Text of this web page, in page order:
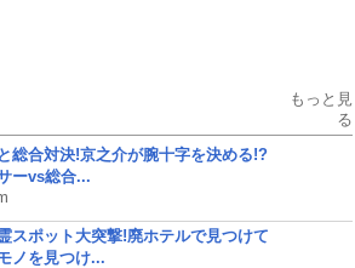
もっと見
る
総合対決!京之介が腕十字を決める!?
ーvs総合...
スポット大突撃!廃ホテルで見つけて
ノを見つけ...